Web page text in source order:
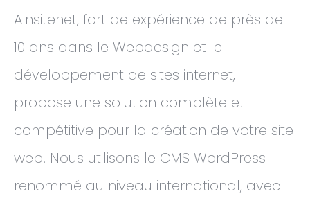
Ainsitenet, fort de expérience de près de
10 ans dans le Webdesign et le
développement de sites internet,
propose une solution complète et
compétitive pour la création de votre site
web. Nous utilisons le CMS WordPress
renommé au niveau international, avec